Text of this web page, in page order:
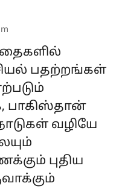
பதற்றங்கள்
பாகிஸ்தான்
வழியே
புதிய